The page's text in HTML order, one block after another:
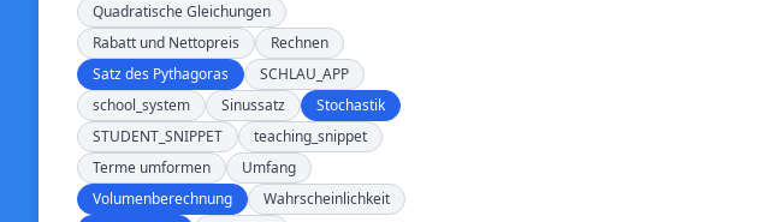
Quadratische Gleichungen
Rabatt und Nettopreis
Rechnen
Satz des Pythagoras
SCHLAU_APP
school_system
Sinussatz
Stochastik
STUDENT_SNIPPET
teaching_snippet
Terme umformen
Umfang
Volumenberechnung
Wahrscheinlichkeit